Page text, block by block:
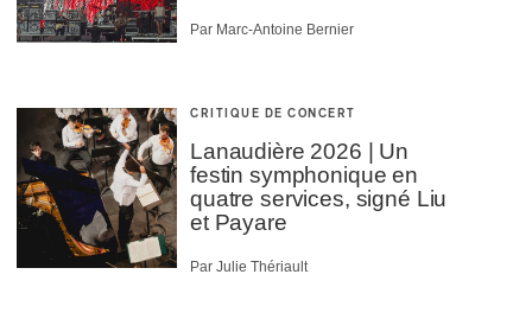
Par Marc-Antoine Bernier
CRITIQUE DE CONCERT
Lanaudière 2026 | Un
festin symphonique en
quatre services, signé Liu
et Payare
Par Julie Thériault